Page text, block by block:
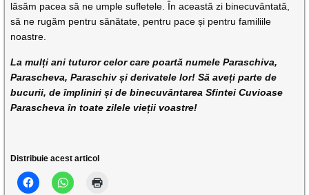
lăsăm pacea să ne umple sufletele. În această zi binecuvântată,
să ne rugăm pentru sănătate, pentru pace și pentru familiile
noastre.
La mulți ani tuturor celor care poartă numele Paraschiva,
Parascheva, Paraschiv și derivatele lor! Să aveți parte de
bucurii, de împliniri și de binecuvântarea Sfintei Cuvioase
Parascheva în toate zilele vieții voastre!
Distribuie acest articol